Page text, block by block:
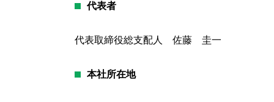
代表者
代表取締役総支配人 佐藤 圭一
本社所在地